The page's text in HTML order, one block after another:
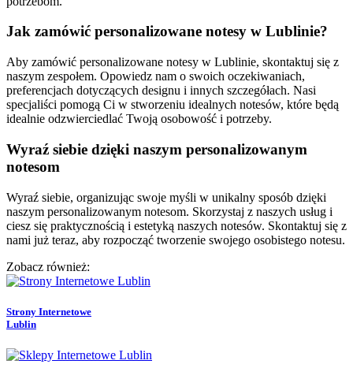
Jak zamówić personalizowane notesy w Lublinie?
Aby zamówić personalizowane notesy w Lublinie, skontaktuj się z
naszym zespołem. Opowiedz nam o swoich oczekiwaniach,
preferencjach dotyczących designu i innych szczegółach. Nasi
specjaliści pomogą Ci w stworzeniu idealnych notesów, które będą
idealnie odzwierciedlać Twoją osobowość i potrzeby.
Wyraź siebie dzięki naszym personalizowanym
notesom
Wyraź siebie, organizując swoje myśli w unikalny sposób dzięki
naszym personalizowanym notesom. Skorzystaj z naszych usług i
ciesz się praktycznością i estetyką naszych notesów. Skontaktuj się z
nami już teraz, aby rozpocząć tworzenie swojego osobistego notesu.
Zobacz również:
Strony Internetowe
Lublin